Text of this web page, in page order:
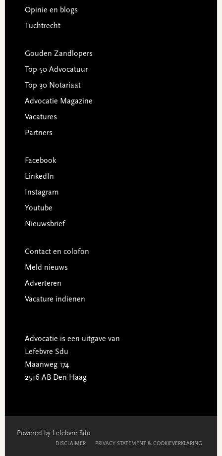
Opinie en blogs
Tuchtrecht
Gouden Zandlopers
Top 50 Advocatuur
Top 30 Notariaat
Advocatie Magazine
Vacatures
Partners
Facebook
LinkedIn
Instagram
Youtube
Nieuwsbrief
Contact en colofon
Meld nieuws
Adverteren
Vacature indienen
Advocatie is een uitgave van
Lefebvre Sdu
Maanweg 174
2516 AB Den Haag
Powered by Lefebvre Sdu
DISCLAIMER PRIVACY STATEMENT & COOKIEVERKLARING